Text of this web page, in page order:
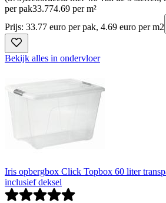
per pak33.774.69 per m²
Prijs: 33.77 euro per pak, 4.69 euro per m2
Bekijk alles in ondervloer
Iris opbergbox Click Topbox 60 liter
inclusief deksel